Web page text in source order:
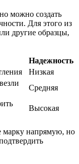
можно создать
Для этого из
другие образцы,
Надежность
Низкая
Средняя
Высокая
марку напрямую, но